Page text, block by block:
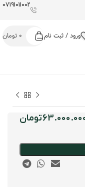
07191011002
ورود / ثبت نام 0 تومان
تومان